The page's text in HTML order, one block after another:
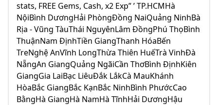
stats, FREE Gems, Cash, x2 Exp” ’ TP.HCMHà
NộiBình DươngHải PhòngĐồng NaiQuảng NinhBà
Rịa - Vũng TàuThái NguyênLâm ĐồngPhú ThọBình
ThuậnNam ĐịnhTiền GiangThanh HóaBến
TreNghệ AnVĩnh LongThừa Thiên HuếTrà VinhĐà
NẵngAn GiangQuảng NgãiCần ThơBình ĐịnhKiên
GiangGia LaiBạc LiêuĐắk LắkCà MauKhánh
HòaBắc GiangBắc KạnBắc NinhBình PhướcCao
BằngHà GiangHà NamHà TĩnhHải DươngHậu